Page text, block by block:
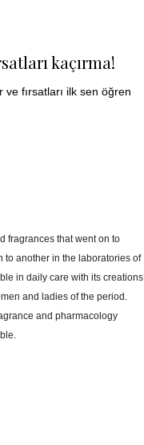
kaçırma!
fırsatları ilk sen öğren
fragrances that went on to
to another in the laboratories of
in daily care with its creations
and ladies of the period.
and pharmacology